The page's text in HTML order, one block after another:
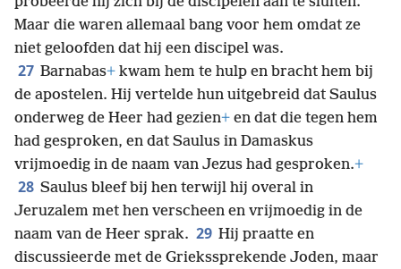
Maar die waren allemaal bang voor hem omdat ze
niet geloofden dat hij een discipel was.
27 Barnabas+ kwam hem te hulp en bracht hem bij
de apostelen. Hij vertelde hun uitgebreid dat Saulus
onderweg de Heer had gezien+ en dat die tegen hem
had gesproken, en dat Saulus in Damaskus
vrijmoedig in de naam van Jezus had gesproken.+
28 Saulus bleef bij hen terwijl hij overal in
Jeruzalem met hen verscheen en vrijmoedig in de
naam van de Heer sprak. 29 Hij praatte en
discussieerde met de Griekssprekende Joden, maar